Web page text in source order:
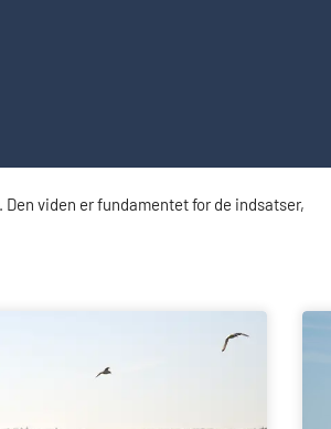
viden er fundamentet for de indsatser,